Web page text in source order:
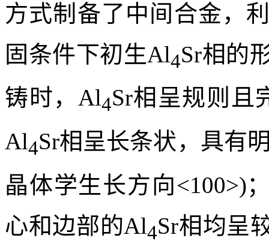
摘要/Abstract
摘要：以Al-20Sr合金为
方式制备了中间合金，